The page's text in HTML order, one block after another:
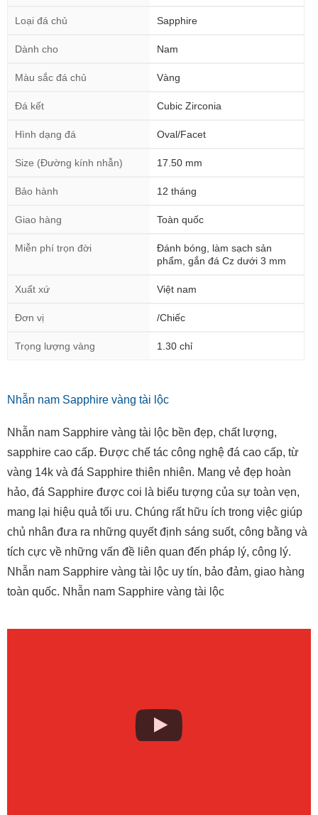
Loại đá chủ Sapphire
Dành cho Nam
Màu sắc đá chủ Vàng
Đá kết Cubic Zirconia
Hình dạng đá Oval/Facet
Size (Đường kính nhẫn) 17.50 mm
Bảo hành 12 tháng
Giao hàng Toàn quốc
Miễn phí trọn đời
Đánh bóng, làm sạch sản
phẩm, gắn đá Cz dưới 3 mm
Xuất xứ Việt nam
Đơn vị /Chiếc
Trọng lượng vàng 1.30 chỉ
Nhẫn nam Sapphire vàng tài lộc
Nhẫn nam Sapphire vàng tài lộc bền đẹp, chất lượng,
sapphire cao cấp. Được chế tác công nghệ đá cao cấp, từ
vàng 14k và đá Sapphire thiên nhiên. Mang vẻ đẹp hoàn
hảo, đá Sapphire được coi là biểu tượng của sự toàn vẹn,
mang lại hiệu quả tối ưu. Chúng rất hữu ích trong việc giúp
chủ nhân đưa ra những quyết định sáng suốt, công bằng và
tích cực về những vấn đề liên quan đến pháp lý, công lý.
Nhẫn nam Sapphire vàng tài lộc uy tín, bảo đảm, giao hàng
toàn quốc. Nhẫn nam Sapphire vàng tài lộc